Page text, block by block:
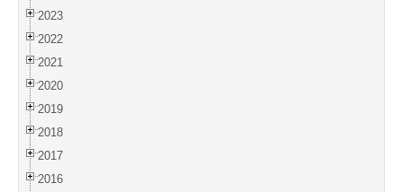
2023
2022
2021
2020
2019
2018
2017
2016